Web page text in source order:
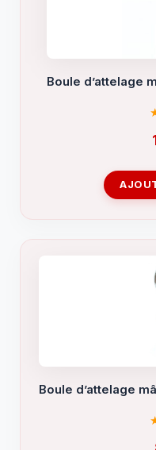
Boule d’attelage
Boule d’attelage